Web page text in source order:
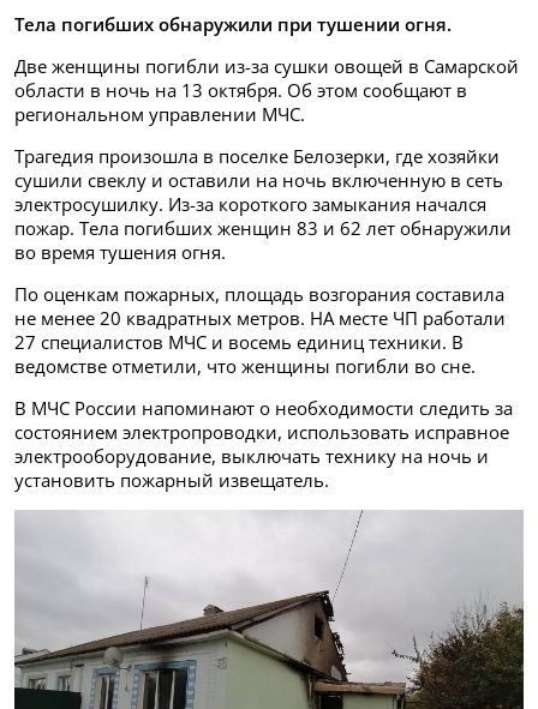
Тела погибших обнаружили при тушении огня.
Две женщины погибли из-за сушки овощей в Самарской
области в ночь на 13 октября. Об этом сообщают в
региональном управлении МЧС.
Трагедия произошла в поселке Белозерки, где хозяйки
сушили свеклу и оставили на ночь включенную в сеть
электросушилку. Из-за короткого замыкания начался
пожар. Тела погибших женщин 83 и 62 лет обнаружили
во время тушения огня.
По оценкам пожарных, площадь возгорания составила
не менее 20 квадратных метров. НА месте ЧП работали
27 специалистов МЧС и восемь единиц техники. В
ведомстве отметили, что женщины погибли во сне.
В МЧС России напоминают о необходимости следить за
состоянием электропроводки, использовать исправное
электрооборудование, выключать технику на ночь и
установить пожарный извещатель.